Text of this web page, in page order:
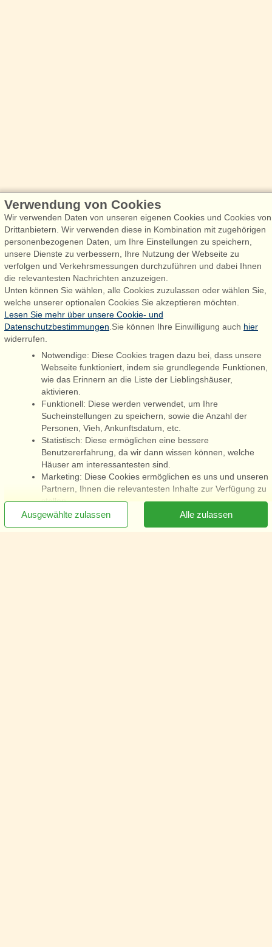
Newsletter jetzt abonnieren [x]
Verwendung von Cookies
Wir verwenden Daten von unseren eigenen Cookies und Cookies von
Drittanbietern. Wir verwenden diese in Kombination mit zugehörigen
personenbezogenen Daten, um Ihre Einstellungen zu speichern,
unsere Dienste zu verbessern, Ihre Nutzung der Webseite zu
verfolgen und Verkehrsmessungen durchzuführen und dabei Ihnen
die relevantesten Nachrichten anzuzeigen.
Unten können Sie wählen, alle Cookies zuzulassen oder wählen Sie,
welche unserer optionalen Cookies Sie akzeptieren möchten.
Lesen Sie mehr über unsere Cookie- und
Datenschutzbestimmungen .Sie können Ihre Einwilligung auch hier
widerrufen.
Notwendige: Diese Cookies tragen dazu bei, dass unsere
Webseite funktioniert, indem sie grundlegende Funktionen,
wie das Erinnern an die Liste der Lieblingshäuser,
aktivieren.
Funktionell: Diese werden verwendet, um Ihre
Sucheinstellungen zu speichern, sowie die Anzahl der
Personen, Vieh, Ankunftsdatum, etc.
Statistisch: Diese ermöglichen eine bessere
Benutzererfahrung, da wir dann wissen können, welche
Häuser am interessantesten sind.
Marketing: Diese Cookies ermöglichen es uns und unseren
Partnern, Ihnen die relevantesten Inhalte zur Verfügung zu
stellen.
Alle zulassen
Ausgewählte zulassen